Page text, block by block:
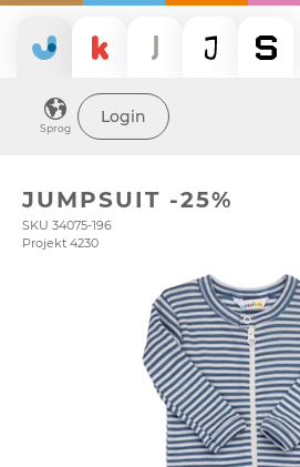
Sprog
Login
JUMPSUIT -25%
SKU 34075-196
Projekt 4230